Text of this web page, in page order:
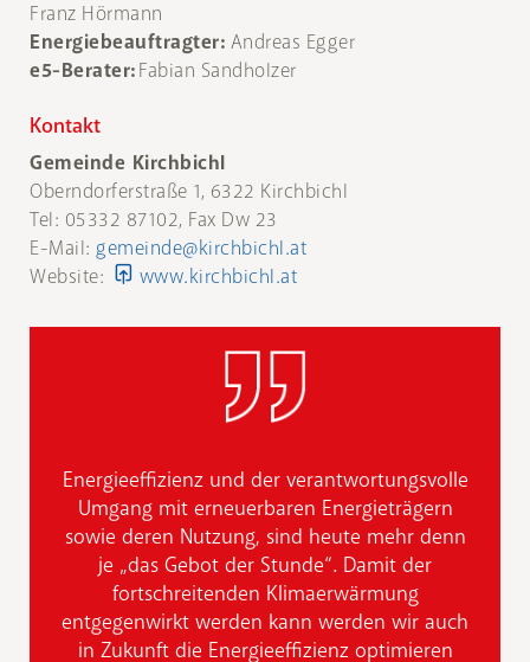
Franz Hörmann
Energiebeauftragter: Andreas Egger
e5-Berater:Fabian Sandholzer
Kontakt
Gemeinde Kirchbichl
Oberndorferstraße 1, 6322 Kirchbichl
Tel: 05332 87102, Fax Dw 23
E-Mail:gemeinde@kirchbichl.at
Website:
www.kirchbichl.at
Energieeffizienz und der verantwortungsvolle
Umgang mit erneuerbaren Energieträgern
sowie deren Nutzung, sind heute mehr denn
je „das Gebot der Stunde“. Damit der
fortschreitenden Klimaerwärmung
entgegenwirkt werden kann werden wir auch
in Zukunft die Energieeffizienz optimieren